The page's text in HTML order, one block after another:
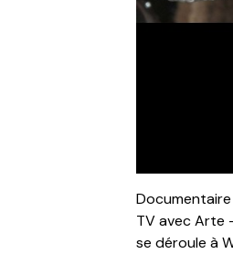
TV avec Arte
se déroule à